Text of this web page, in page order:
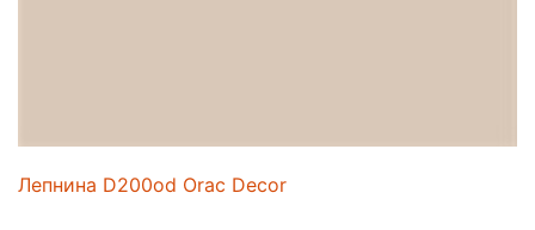
Лепнина D200od Orac Decor